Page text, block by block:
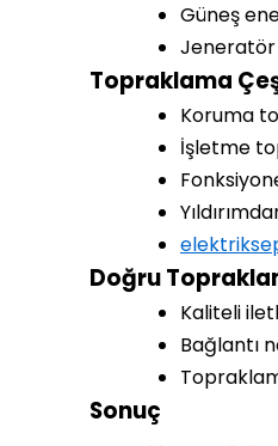
Güneş
Topraklama
Koruma
İşletme
Doğru
Kaliteli
Bağlantı
Sonuç